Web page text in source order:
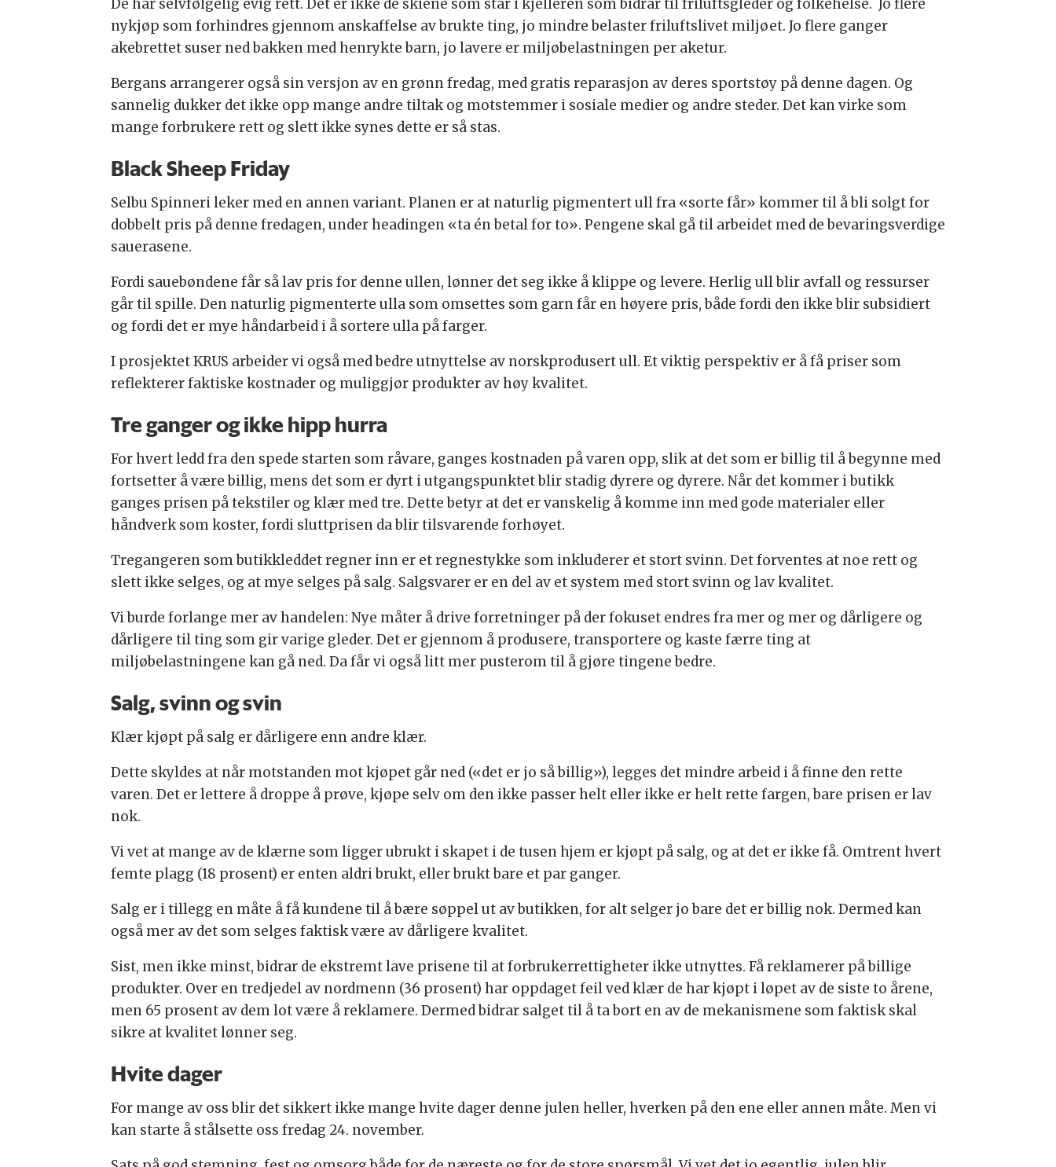
De har selvfølgelig evig rett. Det er ikke de skiene som står i kjelleren som bidrar til friluftsgleder og folkehelse. Jo flere
nykjøp som forhindres gjennom anskaffelse av brukte ting, jo mindre belaster friluftslivet miljøet. Jo flere ganger
akebrettet suser ned bakken med henrykte barn, jo lavere er miljøbelastningen per aketur.
Bergans arrangerer også sin versjon av en grønn fredag, med gratis reparasjon av deres sportstøy på denne dagen. Og
sannelig dukker det ikke opp mange andre tiltak og motstemmer i sosiale medier og andre steder. Det kan virke som
mange forbrukere rett og slett ikke synes dette er så stas.
Black Sheep Friday
Selbu Spinneri leker med en annen variant. Planen er at naturlig pigmentert ull fra «sorte får» kommer til å bli solgt for
dobbelt pris på denne fredagen, under headingen «ta én betal for to». Pengene skal gå til arbeidet med de bevaringsverdige
sauerasene.
Fordi sauebøndene får så lav pris for denne ullen, lønner det seg ikke å klippe og levere. Herlig ull blir avfall og ressurser
går til spille. Den naturlig pigmenterte ulla som omsettes som garn får en høyere pris, både fordi den ikke blir subsidiert
og fordi det er mye håndarbeid i å sortere ulla på farger.
I prosjektet KRUS arbeider vi også med bedre utnyttelse av norskprodusert ull. Et viktig perspektiv er å få priser som
reflekterer faktiske kostnader og muliggjør produkter av høy kvalitet.
Tre ganger og ikke hipp hurra
For hvert ledd fra den spede starten som råvare, ganges kostnaden på varen opp, slik at det som er billig til å begynne med
fortsetter å være billig, mens det som er dyrt i utgangspunktet blir stadig dyrere og dyrere. Når det kommer i butikk
ganges prisen på tekstiler og klær med tre. Dette betyr at det er vanskelig å komme inn med gode materialer eller
håndverk som koster, fordi sluttprisen da blir tilsvarende forhøyet.
Tregangeren som butikkleddet regner inn er et regnestykke som inkluderer et stort svinn. Det forventes at noe rett og
slett ikke selges, og at mye selges på salg. Salgsvarer er en del av et system med stort svinn og lav kvalitet.
Vi burde forlange mer av handelen: Nye måter å drive forretninger på der fokuset endres fra mer og mer og dårligere og
dårligere til ting som gir varige gleder. Det er gjennom å produsere, transportere og kaste færre ting at
miljøbelastningene kan gå ned. Da får vi også litt mer pusterom til å gjøre tingene bedre.
Salg, svinn og svin
Klær kjøpt på salg er dårligere enn andre klær.
Dette skyldes at når motstanden mot kjøpet går ned («det er jo så billig»), legges det mindre arbeid i å finne den rette
varen. Det er lettere å droppe å prøve, kjøpe selv om den ikke passer helt eller ikke er helt rette fargen, bare prisen er lav
nok.
Vi vet at mange av de klærne som ligger ubrukt i skapet i de tusen hjem er kjøpt på salg, og at det er ikke få. Omtrent hvert
femte plagg (18 prosent) er enten aldri brukt, eller brukt bare et par ganger.
Salg er i tillegg en måte å få kundene til å bære søppel ut av butikken, for alt selger jo bare det er billig nok. Dermed kan
også mer av det som selges faktisk være av dårligere kvalitet.
Sist, men ikke minst, bidrar de ekstremt lave prisene til at forbrukerrettigheter ikke utnyttes. Få reklamerer på billige
produkter. Over en tredjedel av nordmenn (36 prosent) har oppdaget feil ved klær de har kjøpt i løpet av de siste to årene,
men 65 prosent av dem lot være å reklamere. Dermed bidrar salget til å ta bort en av de mekanismene som faktisk skal
sikre at kvalitet lønner seg.
Hvite dager
For mange av oss blir det sikkert ikke mange hvite dager denne julen heller, hverken på den ene eller annen måte. Men vi
kan starte å stålsette oss fredag 24. november.